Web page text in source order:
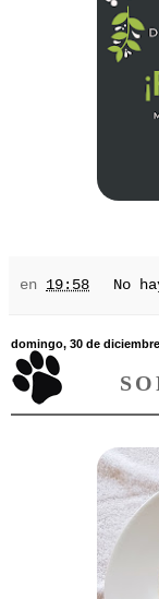
en 19:58 No
domingo, 30 de